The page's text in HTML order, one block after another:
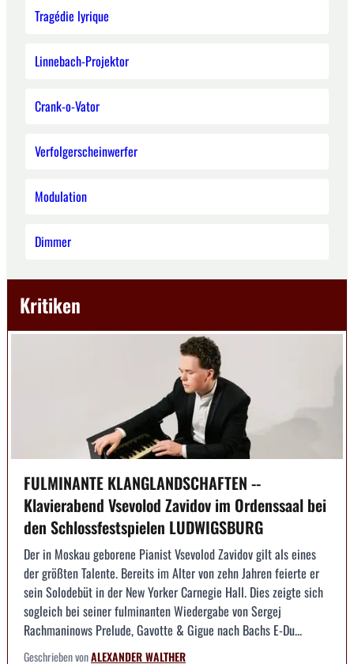
Tragédie lyrique
Linnebach-Projektor
Crank-o-Vator
Verfolgerscheinwerfer
Modulation
Dimmer
Kritiken
FULMINANTE KLANGLANDSCHAFTEN --
Klavierabend Vsevolod Zavidov im Ordenssaal bei
den Schlossfestspielen LUDWIGSBURG
Der in Moskau geborene Pianist Vsevolod Zavidov gilt als eines
der größten Talente. Bereits im Alter von zehn Jahren feierte er
sein Solodebüt in der New Yorker Carnegie Hall. Dies zeigte sich
sogleich bei seiner fulminanten Wiedergabe von Sergej
Rachmaninows Prelude, Gavotte & Gigue nach Bachs E-Du...
Geschrieben vonALEXANDER WALTHER